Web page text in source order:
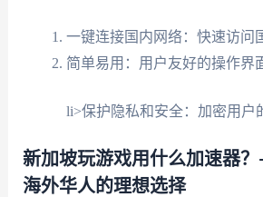
一键连接国内网络：快速访问
简单易用：用户友好的操作界
li>保护隐私和安全：加密用户
新加坡玩游戏用什么加速器？
海外华人的理想选择